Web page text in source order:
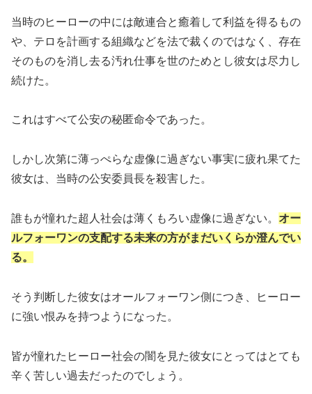
当時のヒーローの中には敵連合と癒着して利益を得るもの
や、テロを計画する組織などを法で裁くのではなく、存在
そのものを消し去る汚れ仕事を世のためとし彼女は尽力し
続けた。
これはすべて公安の秘匿命令であった。
しかし次第に薄っぺらな虚像に過ぎない事実に疲れ果てた
彼女は、当時の公安委員長を殺害した。
誰もが憧れた超人社会は薄くもろい虚像に過ぎない。 オー
ルフォーワンの支配する未来の方がまだいくらか澄んでい
る。
そう判断した彼女はオールフォーワン側につき、ヒーロー
に強い恨みを持つようになった。
皆が憧れたヒーロー社会の闇を見た彼女にとってはとても
辛く苦しい過去だったのでしょう。